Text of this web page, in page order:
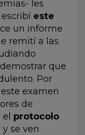
les
este
un informe
remití a las
que
Por
examen
de
el protocolo
y se ven